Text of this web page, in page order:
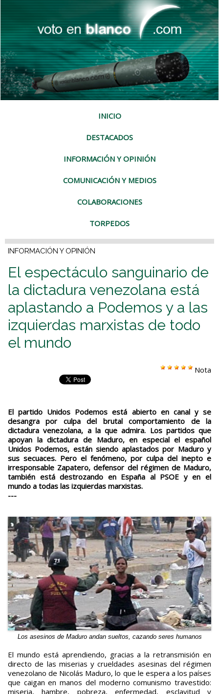
INICIO
DESTACADOS
INFORMACIÓN Y OPINIÓN
COMUNICACIÓN Y MEDIOS
COLABORACIONES
TORPEDOS
INFORMACIÓN Y OPINIÓN
El espectáculo sanguinario de
la dictadura venezolana está
aplastando a Podemos y a las
izquierdas marxistas de todo
el mundo
Nota
El partido Unidos Podemos está abierto en canal y se
desangra por culpa del brutal comportamiento de la
dictadura venezolana, a la que admira. Los partidos que
apoyan la dictadura de Maduro, en especial el español
Unidos Podemos, están siendo aplastados por Maduro y
sus secuaces. Pero el fenómeno, por culpa del inepto e
irresponsable Zapatero, defensor del régimen de Maduro,
también está destrozando en España al PSOE y en el
mundo a todas las izquierdas marxistas.
---
Los asesinos de Maduro andan sueltos, cazando seres humanos
El mundo está aprendiendo, gracias a la retransmisión en
directo de las miserias y crueldades asesinas del régimen
venezolano de Nicolás Maduro, lo que le espera a los países
que caigan en manos del moderno comunismo travestido:
miseria, hambre, pobreza, enfermedad, esclavitud y